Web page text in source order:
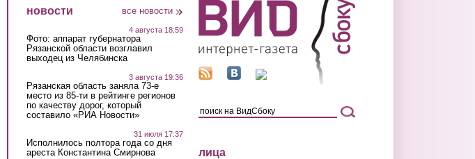
новости все новости
4 августа 18:59
Фото: аппарат губернатора
Рязанской области возглавил
выходец из Челябинска
3 августа 19:36
Рязанская область заняла 73-е
место из 85-ти в рейтинге регионов
по качеству дорог, который
составило «РИА Новости»
31 июля 17:37
Исполнилось полтора года со дня
ареста Константина Смирнова
лица